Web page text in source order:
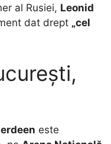
al Rusiei, Leonid
dat drept „cel
este